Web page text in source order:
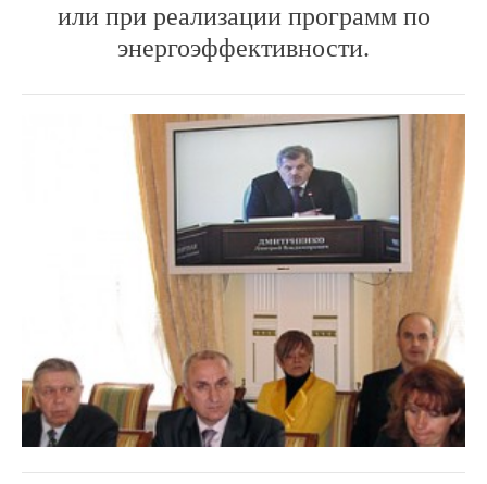
или при реализации программ по
энергоэффективности.